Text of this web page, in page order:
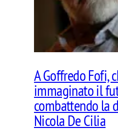
A Goffredo Fofi,
immaginato il
combattendo la
Nicola De Cilia